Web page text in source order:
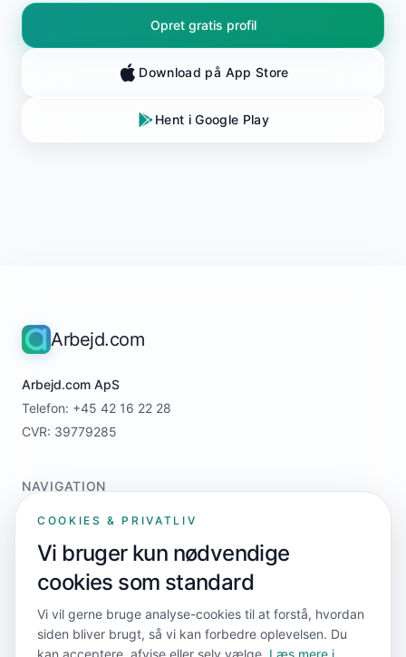
Opret gratis profil
Download på App Store
Hent i Google Play
Arbejd.com
Arbejd.com ApS
Telefon: +45 42 16 22 28
CVR: 39779285
NAVIGATION
Home
For jobsøgere
For virksomheder
Priser
Kontakt
COOKIES & PRIVATLIV
Vi bruger kun nødvendige
cookies som standard
Vi vil gerne bruge analyse-cookies til at forstå, hvordan
siden bliver brugt, så vi kan forbedre oplevelsen. Du
kan acceptere, afvise eller selv vælge. Læs mere i